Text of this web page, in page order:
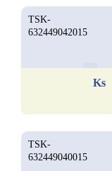
TSK-
632449042015
Ks
TSK-
632449040015